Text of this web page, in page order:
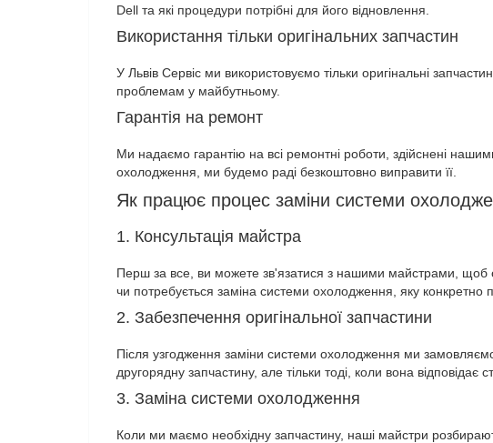
Dell та які процедури потрібні для його відновлення.
Використання тільки оригінальних запчастин
У Львів Сервіс ми використовуємо тільки оригінальні
проблемам у майбутньому.
Гарантія на ремонт
Ми надаємо гарантію на всі ремонтні роботи, здійснені
охолодження, ми будемо раді безкоштовно виправити її.
Як працює процес заміни системи
1. Консультація майстра
Перш за все, ви можете зв'язатися з нашими майстрами, щоб
чи потребується заміна системи охолодження, яку конкретно
2. Забезпечення оригінальної запчастини
Після узгодження заміни системи охолодження ми
другорядну запчастину, але тільки тоді, коли вона відповідає
3. Заміна системи охолодження
Коли ми маємо необхідну запчастину, наші майстри